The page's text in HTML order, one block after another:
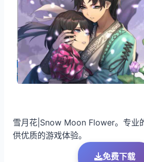
雪月花|Snow Moon Flower。专业
供优质的游戏体验。
免费下载